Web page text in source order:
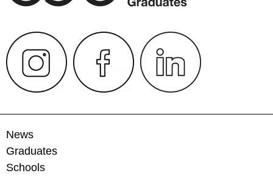
News
Graduates
Schools